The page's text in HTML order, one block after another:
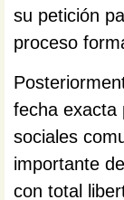
su petición
proceso
fecha exacta
sociales
importante
con total